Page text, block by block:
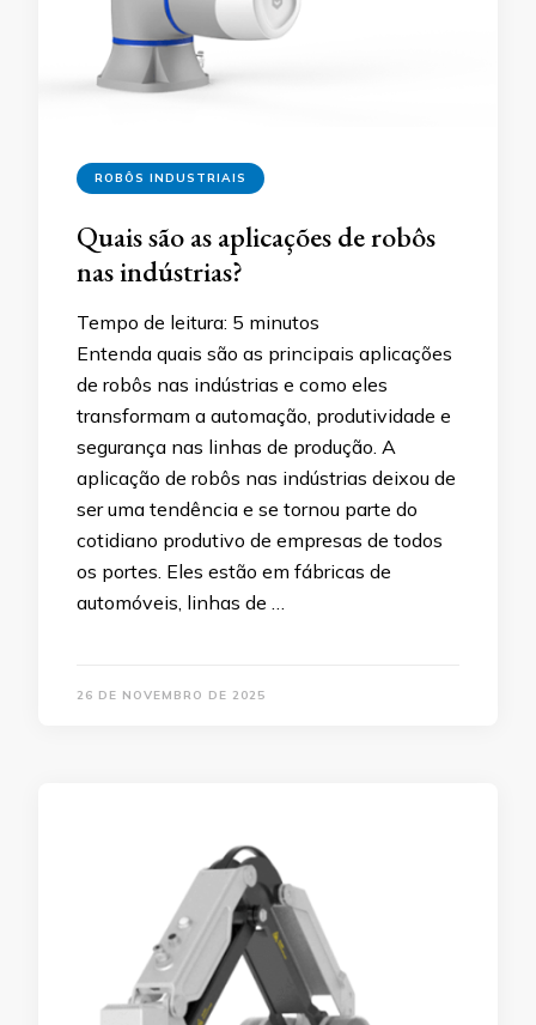
ROBÔS INDUSTRIAIS
Quais são as aplicações de robôs
nas indústrias?
Tempo de leitura: 5 minutos
Entenda quais são as principais aplicações
de robôs nas indústrias e como eles
transformam a automação, produtividade e
segurança nas linhas de produção. A
aplicação de robôs nas indústrias deixou de
ser uma tendência e se tornou parte do
cotidiano produtivo de empresas de todos
os portes. Eles estão em fábricas de
automóveis, linhas de …
26 DE NOVEMBRO DE 2025